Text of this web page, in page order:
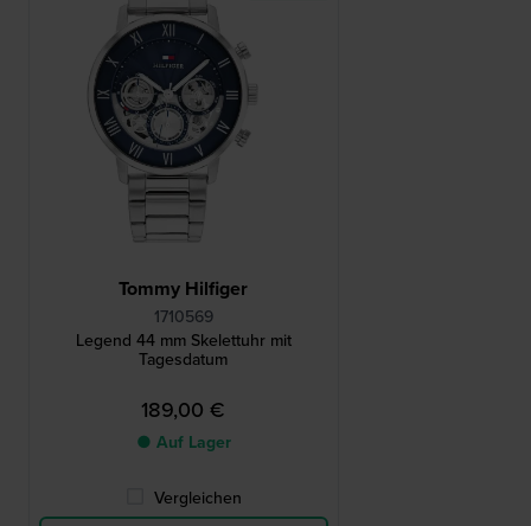
Tommy Hilfiger
1710569
Legend 44 mm Skelettuhr mit
Tagesdatum
189,00 €
● Auf Lager
Vergleichen